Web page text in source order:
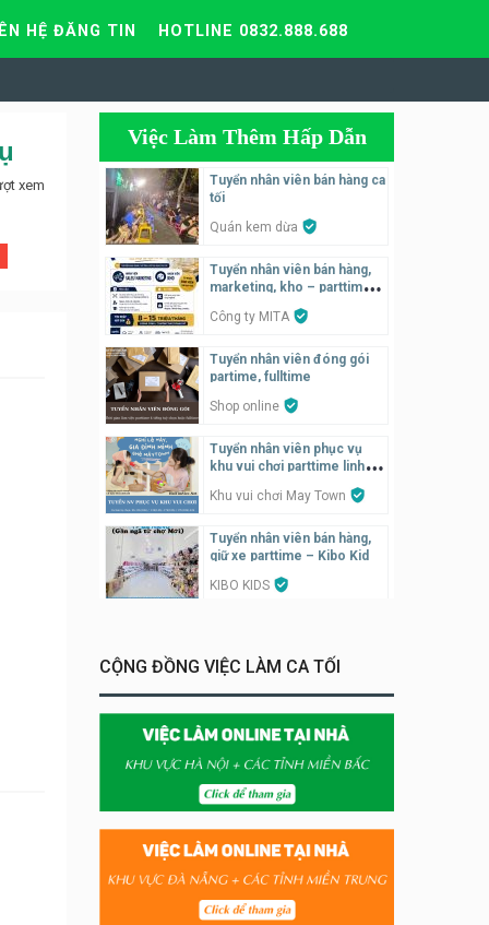
HỆ ĐĂNG TIN HOTLINE 0832.888.688
xem
Việc Làm Thêm Hấp Dẫn
Tuyển nhân viên bán hàng ca
tối
Quán kem dừa
Tuyển nhân viên bán hàng,
marketing, kho – parttime,
Công ty MITA
Tuyển nhân viên đóng gói
partime, fulltime
Shop online
Tuyển nhân viên phục vụ
khu vui chơi parttime linh
Khu vui chơi May Town
Tuyển nhân viên bán hàng,
giữ xe parttime – Kibo Kid
KIBO KIDS
Công ty
Tuyển nhân viên tiếp thực,
phục vụ bàn
Nhà hàng Phủi Quán
– hỗ trợ ăn ở
Quán bánh đa cua
CỘNG ĐỒNG VIỆC LÀM CA TỐI